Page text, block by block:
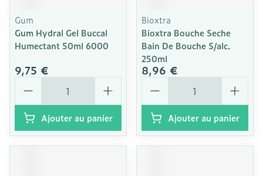
Gum
Gum Hydral Gel Buccal
Humectant 50ml 6000
9,75 €
Quantité
Ajouter au panier
Bioxtra
Bioxtra Bouche Seche
Bain De Bouche S/alc.
250ml
8,96 €
Quantité
Ajouter au panier